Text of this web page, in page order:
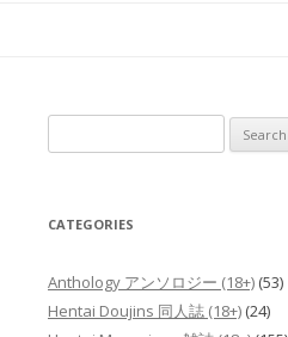
for:
CATEGORIES
Anthology アンソロジー (18+) (53)
Hentai Doujins 同人誌 (18+) (24)